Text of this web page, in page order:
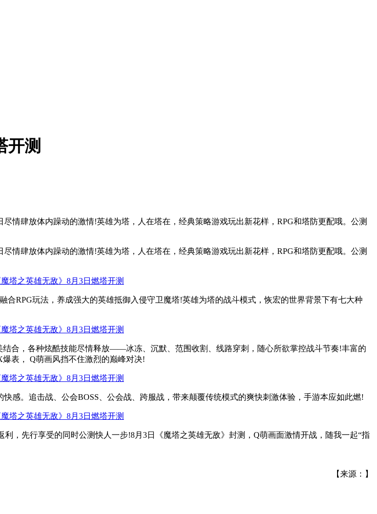
开测
情肆放体内躁动的激情!英雄为塔，人在塔在，经典策略游戏玩出新花样，RPG和塔防更配哦。公测
情肆放体内躁动的激情!英雄为塔，人在塔在，经典策略游戏玩出新花样，RPG和塔防更配哦。公测
RPG玩法，养成强大的英雄抵御入侵守卫魔塔!英雄为塔的战斗模式，恢宏的世界背景下有七大种
结合，各种炫酷技能尽情释放——冰冻、沉默、范围收割、线路穿刺，随心所欲掌控战斗节奏!丰富的
表， Q萌画风挡不住激烈的巅峰对决!
感。追击战、公会BOSS、公会战、跨服战，带来颠覆传统模式的爽快刺激体验，手游本应如此燃!
，先行享受的同时公测快人一步!8月3日《魔塔之英雄无敌》封测，Q萌画面激情开战，随我一起“指
【来源：】